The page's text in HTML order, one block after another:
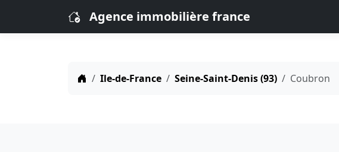
Agence immobilière france
Ile-de-France Seine-Saint-Denis (93) Coubron